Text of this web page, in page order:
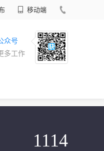
移动端
众号
多工作
1114